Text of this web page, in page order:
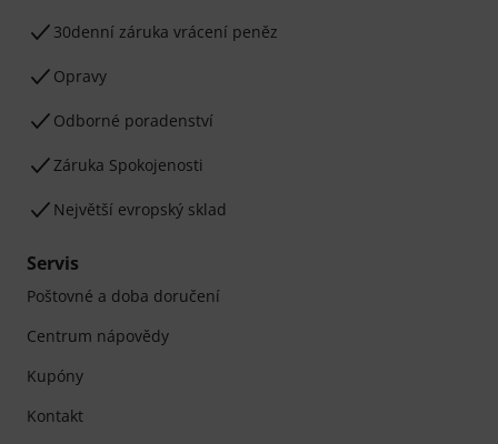
30denní záruka vrácení peněz
Opravy
Odborné poradenství
Záruka Spokojenosti
Největší evropský sklad
Servis
Poštovné a doba doručení
Centrum nápovědy
Kupóny
Kontakt